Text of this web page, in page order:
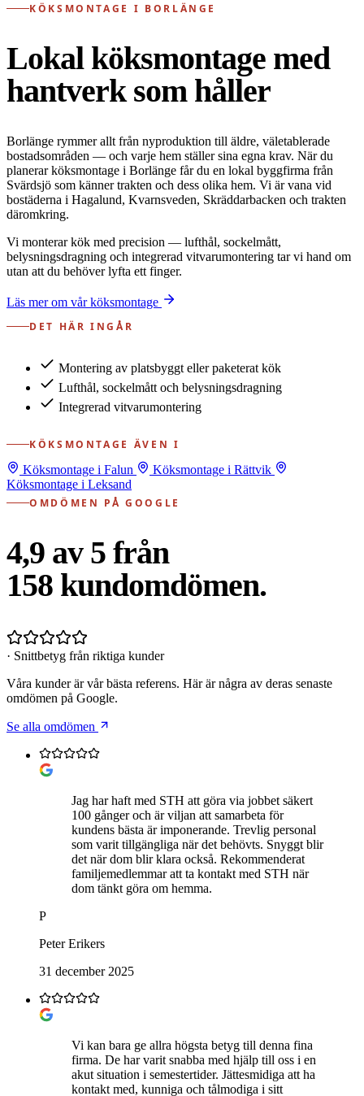
KÖKSMONTAGE I BORLÄNGE
Lokal köksmontage med
hantverk som håller
Borlänge rymmer allt från nyproduktion till äldre, väletablerade
bostadsområden — och varje hem ställer sina egna krav. När du
planerar köksmontage i Borlänge får du en lokal byggfirma från
Svärdsjö som känner trakten och dess olika hem. Vi är vana vid
bostäderna i Hagalund, Kvarnsveden, Skräddarbacken och trakten
däromkring.
Vi monterar kök med precision — lufthål, sockelmått,
belysningsdragning och integrerad vitvarumontering tar vi hand om
utan att du behöver lyfta ett finger.
Läs mer om vår köksmontage
DET HÄR INGÅR
Montering av platsbyggt eller paketerat kök
Lufthål, sockelmått och belysningsdragning
Integrerad vitvarumontering
KÖKSMONTAGE ÄVEN I
Köksmontage i Falun
Köksmontage i Rättvik
Köksmontage i Leksand
OMDÖMEN PÅ GOOGLE
4,9 av 5 från
158 kundomdömen.
· Snittbetyg från riktiga kunder
Våra kunder är vår bästa referens. Här är några av deras senaste
omdömen på Google.
Se alla omdömen
Jag har haft med STH att göra via jobbet säkert
100 gånger och är viljan att samarbeta för
kundens bästa är imponerande. Trevlig personal
som varit tillgängliga när det behövts. Snyggt blir
det när dom blir klara också. Rekommenderat
familjemedlemmar att ta kontakt med STH när
dom tänkt göra om hemma.
P
Peter Erikers
31 december 2025
Vi kan bara ge allra högsta betyg till denna fina
firma. De har varit snabba med hjälp till oss i en
akut situation i semestertider. Jättesmidiga att ha
kontakt med, kunniga och tålmodiga i sitt